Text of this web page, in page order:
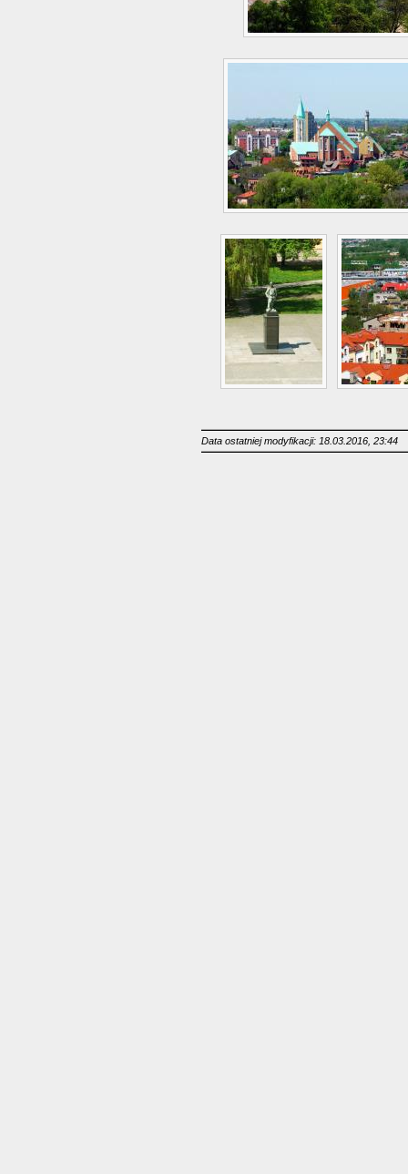
Data ostatniej modyfikacji: 18.03.2016, 23:44